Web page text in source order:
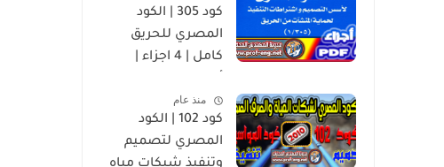
كود 305 | الكود
المصري للحريق
كامل | 4 اجزاء |
وإشتراطات التنفيذ
لحماية المنشآت من
الحريق
منذ عام
كود 102 | الكود
المصري لتصميم